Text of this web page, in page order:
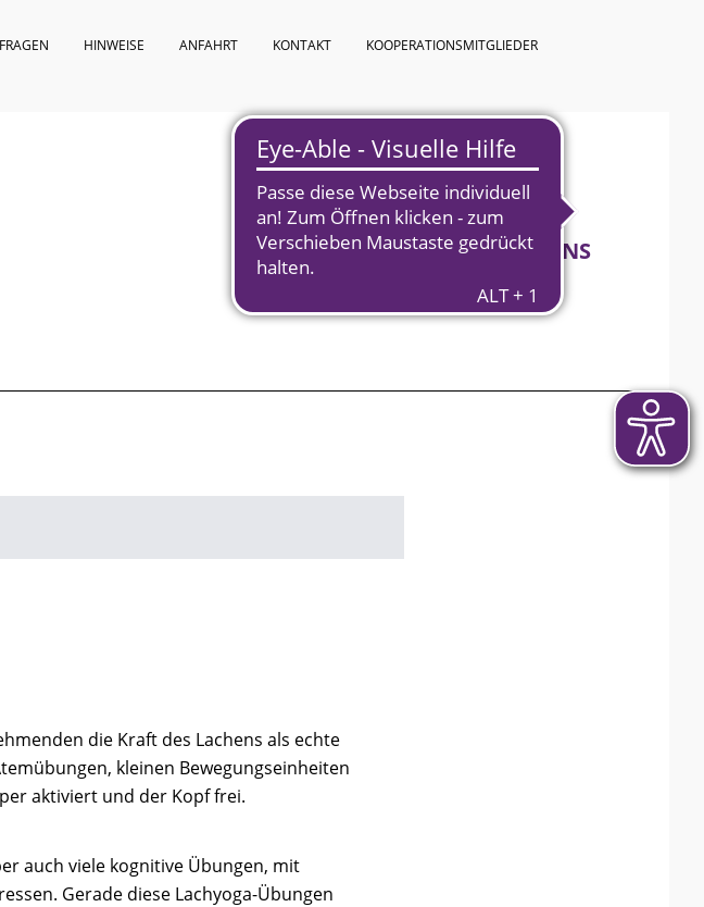
HINWEISE ANFAHRT KONTAKT
KOOPERATIONSMITGLIEDER
KURSPROGRAMM ÜBER UNS
die Kraft des Lachens als echte
kleinen Bewegungseinheiten
aktiviert und der Kopf frei.
auch viele kognitive Übungen, mit
Gerade diese Lachyoga-Übungen